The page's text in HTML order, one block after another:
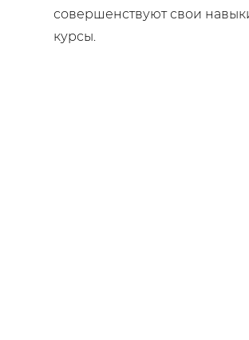
совершенствуют свои
курсы.